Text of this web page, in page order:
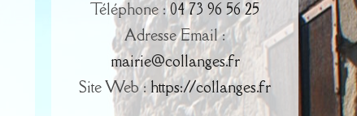
Téléphone :04 73 96 56 25
Adresse Email :
mairie@collanges.fr
Site Web :https://collanges.fr